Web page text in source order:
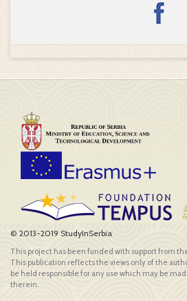
© 2013-2019 StudyInSerbia
This project has been funded with support from
This publication reflects the views only of the
be held responsible for any use which may be
therein.